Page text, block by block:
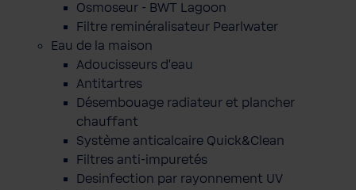
Osmoseur - BWT Lagoon
Filtre reminéralisateur Pearlwater
Eau de la maison
Adoucisseurs d'eau
Antitartres
Désembouage radiateur et plancher
chauffant
Système anticalcaire Quick&Clean
Filtres anti-impuretés
Desinfection par rayonnement UV